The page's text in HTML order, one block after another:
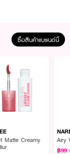
ซ้ำใคร สีเหมาะกับ
มาให้เลือกหลายสี
ซื้อสินค้าแบรนด์นี้
Matte Creamy
Airy
฿99